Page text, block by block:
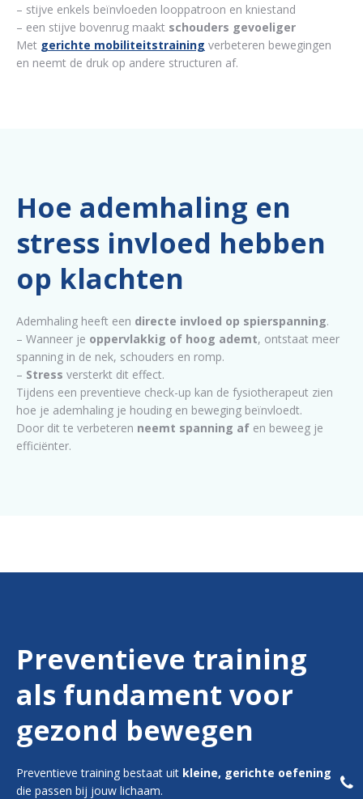
– stijve enkels beïnvloeden looppatroon en kniestand
– een stijve bovenrug maakt schouders gevoeliger
Met gerichte mobiliteitstraining verbeteren bewegingen
en neemt de druk op andere structuren af.
Hoe ademhaling en
stress invloed hebben
op klachten
Ademhaling heeft een directe invloed op spierspanning.
– Wanneer je oppervlakkig of hoog ademt, ontstaat meer
spanning in de nek, schouders en romp.
– Stress versterkt dit effect.
Tijdens een preventieve check-up kan de fysiotherapeut zien
hoe je ademhaling je houding en beweging beïnvloedt.
Door dit te verbeteren neemt spanning af en beweeg je
efficiënter.
Preventieve training
als fundament voor
gezond bewegen
Preventieve training bestaat uit kleine, gerichte oefeningen
die passen bij jouw lichaam.